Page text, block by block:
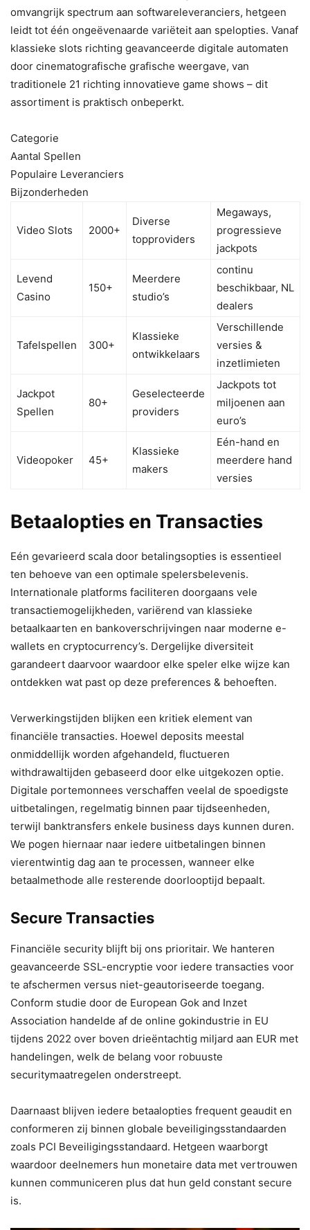
omvangrijk spectrum aan softwareleveranciers, hetgeen
leidt tot één ongeëvenaarde variëteit aan spelopties. Vanaf
klassieke slots richting geavanceerde digitale automaten
door cinematografische grafische weergave, van
traditionele 21 richting innovatieve game shows – dit
assortiment is praktisch onbeperkt.
Categorie
Aantal Spellen
Populaire Leveranciers
Bijzonderheden
Video Slots 2000+
Diverse
topproviders
Megaways,
progressieve
jackpots
Levend
Casino
150+
Meerdere
studio’s
continu
beschikbaar, NL
dealers
Tafelspellen 300+
Klassieke
ontwikkelaars
Verschillende
versies &
inzetlimieten
Jackpot
Spellen
80+
Geselecteerde
providers
Jackpots tot
miljoenen aan
euro’s
Videopoker 45+
Klassieke
makers
Eén-hand en
meerdere hand
versies
Betaalopties en Transacties
Eén gevarieerd scala door betalingsopties is essentieel
ten behoeve van een optimale spelersbelevenis.
Internationale platforms faciliteren doorgaans vele
transactiemogelijkheden, variërend van klassieke
betaalkaarten en bankoverschrijvingen naar moderne e-
wallets en cryptocurrency’s. Dergelijke diversiteit
garandeert daarvoor waardoor elke speler elke wijze kan
ontdekken wat past op deze preferences & behoeften.
Verwerkingstijden blijken een kritiek element van
financiële transacties. Hoewel deposits meestal
onmiddellijk worden afgehandeld, fluctueren
withdrawaltijden gebaseerd door elke uitgekozen optie.
Digitale portemonnees verschaffen veelal de spoedigste
uitbetalingen, regelmatig binnen paar tijdseenheden,
terwijl banktransfers enkele business days kunnen duren.
We pogen hiernaar naar iedere uitbetalingen binnen
vierentwintig dag aan te processen, wanneer elke
betaalmethode alle resterende doorlooptijd bepaalt.
Secure Transacties
Financiële security blijft bij ons prioritair. We hanteren
geavanceerde SSL-encryptie voor iedere transacties voor
te afschermen versus niet-geautoriseerde toegang.
Conform studie door de European Gok and Inzet
Association handelde af de online gokindustrie in EU
tijdens 2022 over boven drieëntachtig miljard aan EUR met
handelingen, welk de belang voor robuuste
securitymaatregelen onderstreept.
Daarnaast blijven iedere betaalopties frequent geaudit en
conformeren zij binnen globale beveiligingsstandaarden
zoals PCI Beveiligingsstandaard. Hetgeen waarborgt
waardoor deelnemers hun monetaire data met vertrouwen
kunnen communiceren plus dat hun geld constant secure
is.